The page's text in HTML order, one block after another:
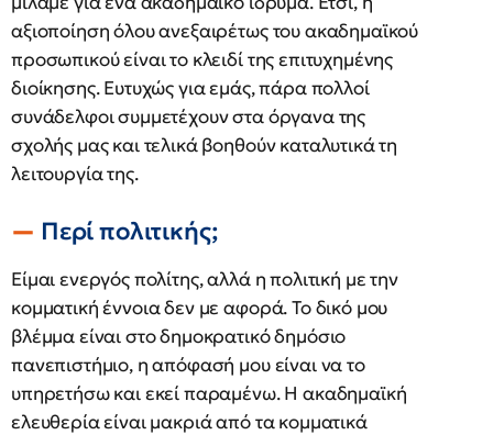
αξιοποίηση όλου ανεξαιρέτως του ακαδημαϊκού
προσωπικού είναι το κλειδί της επιτυχημένης
διοίκησης. Ευτυχώς για εμάς, πάρα πολλοί
συνάδελφοι συμμετέχουν στα όργανα της
σχολής μας και τελικά βοηθούν καταλυτικά τη
λειτουργία της.
Περί πολιτικής;
Είμαι ενεργός πολίτης, αλλά η πολιτική με την
κομματική έννοια δεν με αφορά. Το δικό μου
βλέμμα είναι στο δημοκρατικό δημόσιο
πανεπιστήμιο, η απόφασή μου είναι να το
υπηρετήσω και εκεί παραμένω. Η ακαδημαϊκή
ελευθερία είναι μακριά από τα κομματικά